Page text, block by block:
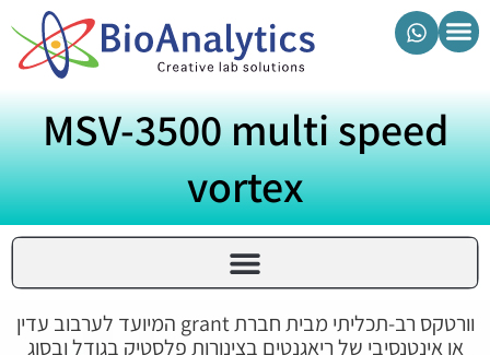
MSV-3500 multi speed
vortex
וורטקס רב-תכליתי מבית חברת grant המיועד לערבוב עדין
או אינטנסיבי של ריאגנטים בצינורות פלסטיק בגודל ובסוג